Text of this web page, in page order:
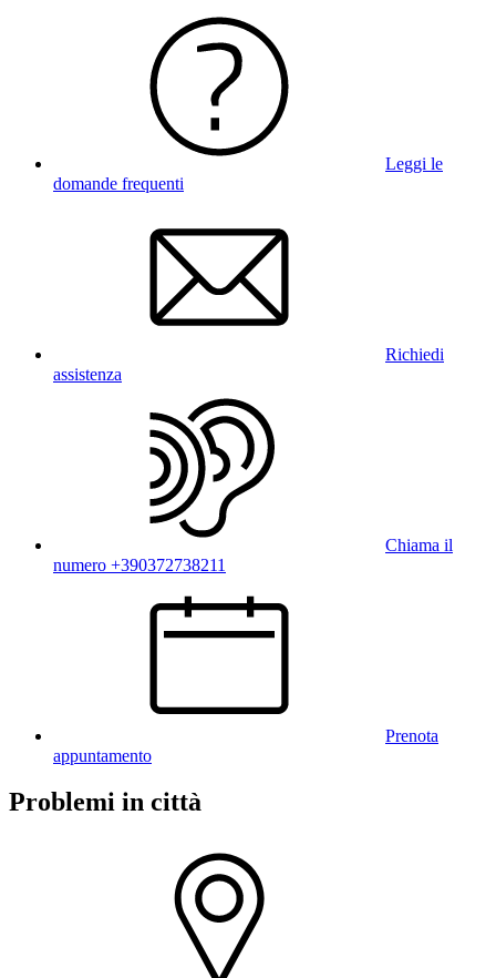
Leggi le
domande frequenti
Richiedi
assistenza
Chiama il
numero +390372738211
Prenota
appuntamento
Problemi in città